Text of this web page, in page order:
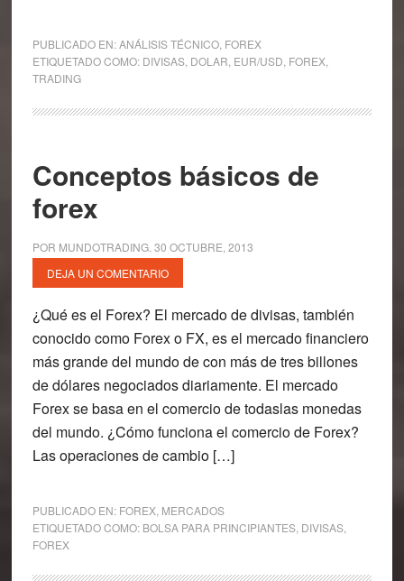
PUBLICADO EN:ANÁLISIS TÉCNICO, FOREX
ETIQUETADO COMO: DIVISAS, DOLAR EUR/USD FOREX,
TRADING
Conceptos básicos de
forex
POR MUNDOTRADING. 30 OCTUBRE, 2013
DEJA UN COMENTARIO
¿Qué es el Forex? El mercado de divisas, también
conocido como Forex o FX, es el mercado financiero
más grande del mundo de con más de tres billones
de dólares negociados diariamente. El mercado
Forex se basa en el comercio de todaslas monedas
del mundo. ¿Cómo funciona el comercio de Forex?
Las operaciones de cambio […]
PUBLICADO EN: FOREX, MERCADOS
ETIQUETADO COMO: BOLSA PARA PRINCIPIANTES, DIVISAS,
FOREX